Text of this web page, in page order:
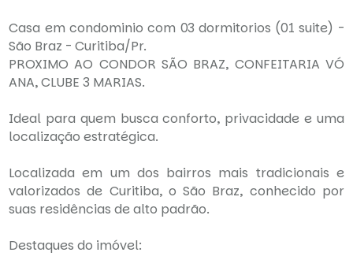
Casa em condominio com 03 dormitorios (01 suite) -
São Braz - Curitiba/Pr.
PROXIMO AO CONDOR SÃO BRAZ, CONFEITARIA VÓ
ANA, CLUBE 3 MARIAS.
Ideal para quem busca conforto, privacidade e uma
localização estratégica.
Localizada em um dos bairros mais tradicionais e
valorizados de Curitiba, o São Braz, conhecido por
suas residências de alto padrão.
Destaques do imóvel: